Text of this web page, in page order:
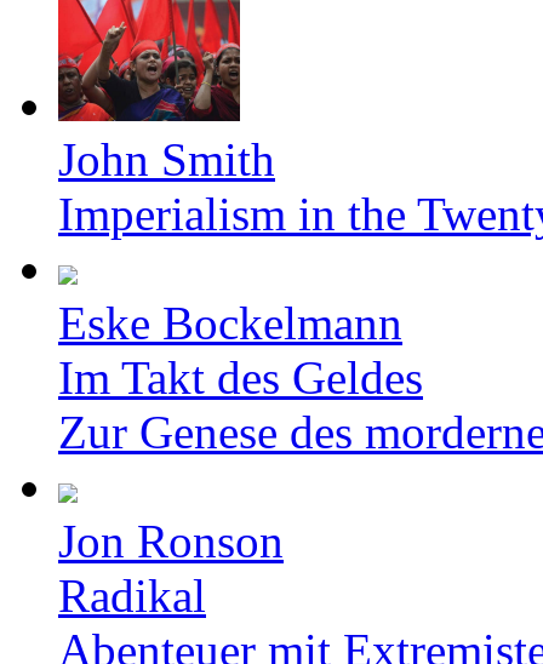
John Smith
Imperialism in the
Eske Bockelmann
Im Takt des Geldes
Zur Genese des
Jon Ronson
Radikal
Abenteuer mit